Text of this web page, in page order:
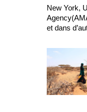
New York,
et dans